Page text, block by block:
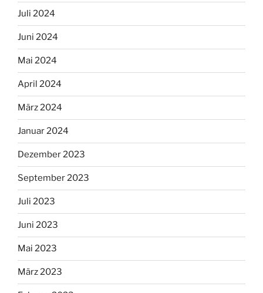
Juli 2024
Juni 2024
Mai 2024
April 2024
März 2024
Januar 2024
Dezember 2023
September 2023
Juli 2023
Juni 2023
Mai 2023
März 2023